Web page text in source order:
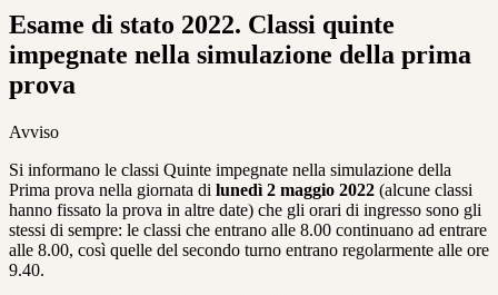
Esame di stato 2022. Classi quinte
impegnate nella simulazione della prima
prova
Avviso
Si informano le classi Quinte impegnate nella simulazione della
Prima prova nella giornata di lunedì 2 maggio 2022 (alcune classi
hanno fissato la prova in altre date) che gli orari di ingresso sono gli
stessi di sempre: le classi che entrano alle 8.00 continuano ad entrare
alle 8.00, così quelle del secondo turno entrano regolarmente alle ore
9.40.